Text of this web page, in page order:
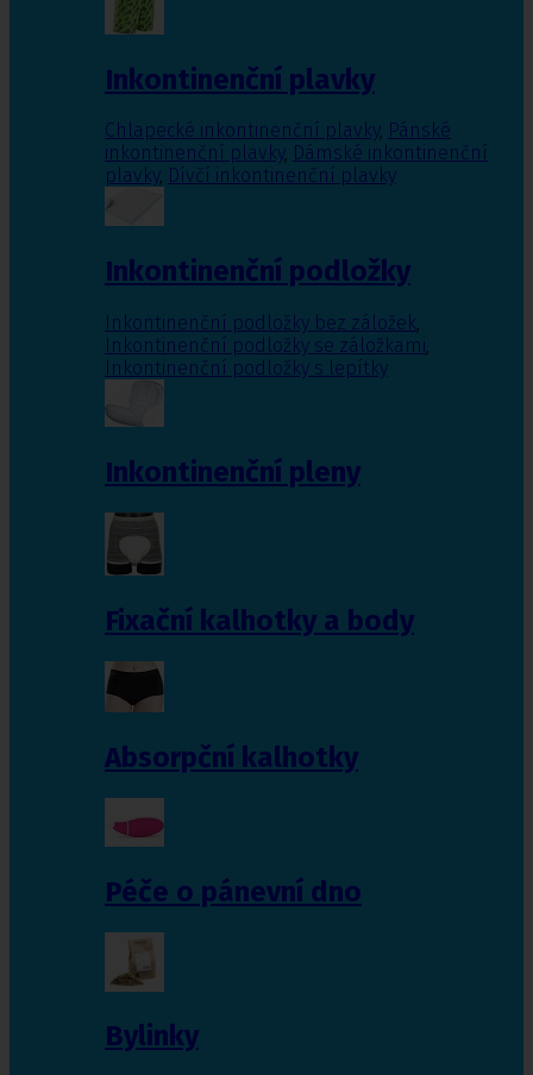
Inkontinenční plavky
Chlapecké inkontinenční plavky, Pánské
inkontinenční plavky, Dámské inkontinenční
plavky, Dívčí inkontinenční plavky
Inkontinenční podložky
Inkontinenční podložky bez záložek,
Inkontinenční podložky se záložkami,
Inkontinenční podložky s lepítky
Inkontinenční pleny
Fixační kalhotky a body
Absorpční kalhotky
Péče o pánevní dno
Bylinky